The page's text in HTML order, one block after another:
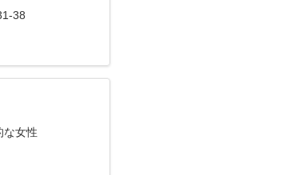
38
な女性